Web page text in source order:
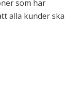
som har
alla kunder ska